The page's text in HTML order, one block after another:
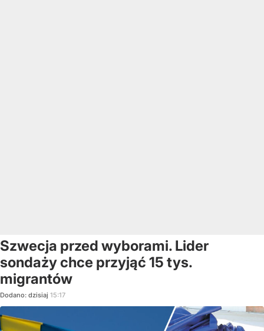
Szwecja przed wyborami. Lider
sondaży chce przyjąć 15 tys.
migrantów
Dodano: dzisiaj 15:17